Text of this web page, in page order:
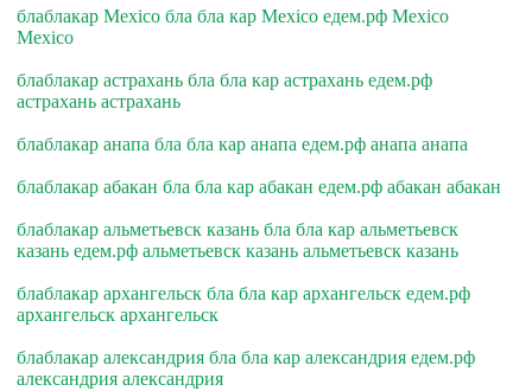
блаблакар Mexico бла бла кар Mexico едем.рф Mexico
Mexico
блаблакар астрахань бла бла кар астрахань едем.рф
астрахань астрахань
блаблакар анапа бла бла кар анапа едем.рф анапа анапа
блаблакар абакан бла бла кар абакан едем.рф абакан абакан
блаблакар альметьевск казань бла бла кар альметьевск
казань едем.рф альметьевск казань альметьевск казань
блаблакар архангельск бла бла кар архангельск едем.рф
архангельск архангельск
блаблакар александрия бла бла кар александрия едем.рф
александрия александрия